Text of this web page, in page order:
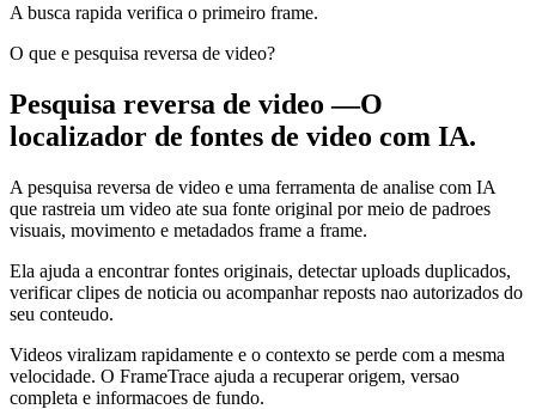
A busca rapida verifica o primeiro frame.
O que e pesquisa reversa de video?
Pesquisa reversa de video —O
localizador de fontes de video com IA.
A pesquisa reversa de video e uma ferramenta de analise com IA
que rastreia um video ate sua fonte original por meio de padroes
visuais, movimento e metadados frame a frame.
Ela ajuda a encontrar fontes originais, detectar uploads duplicados,
verificar clipes de noticia ou acompanhar reposts nao autorizados do
seu conteudo.
Videos viralizam rapidamente e o contexto se perde com a mesma
velocidade. O FrameTrace ajuda a recuperar origem, versao
completa e informacoes de fundo.